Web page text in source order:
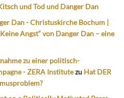
und Tod und Danger Dan
Dan - Christuskirche Bochum |
Angst“ von Danger Dan – eine
zu einer politisch-
- ZERA Institutezu Hat DER